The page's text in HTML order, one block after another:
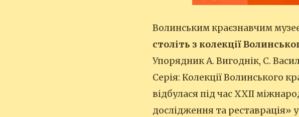
Волинським краєзнавчим
століть з колекції
Упорядник А. Вигоднік, С.
Серія: Колекції Волинського
відбулася під час ХХІІ
дослідження та реставрація»